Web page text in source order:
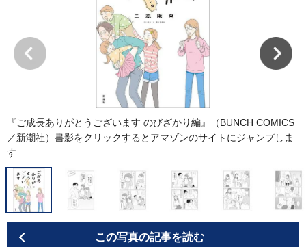
『ご成長ありがとうございます のびざかり編』（BUNCH COMICS
／新潮社）書影をクリックするとアマゾンのサイトにジャンプしま
す
この写真の記事を読む